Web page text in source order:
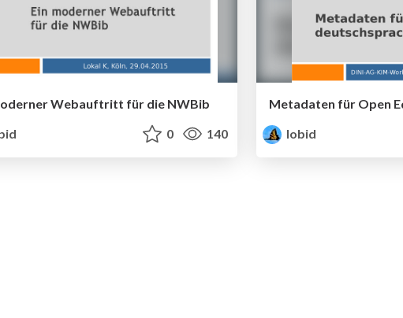
Webauftritt für die NWBib
0 140
lobid